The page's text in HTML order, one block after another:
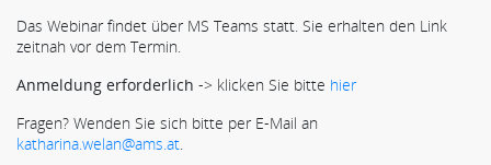
Das Webinar findet über MS Teams statt. Sie erhalten den Link
zeitnah vor dem Termin.
Anmeldung erforderlich -> klicken Sie bitte hier
Fragen? Wenden Sie sich bitte per E-Mail an
katharina.welan@ams.at.